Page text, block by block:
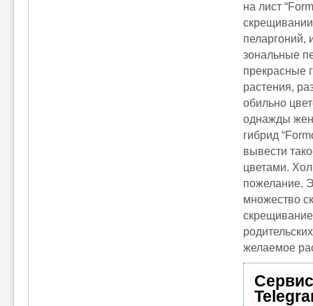
на лист
пеларгоний,
зональные
прекрасные
растения,
обильно
однажды
гибрид
вывести
цветами.
пожелание.
множество
желаемое